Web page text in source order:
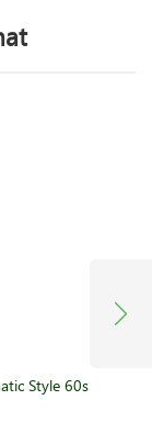
Style 60s